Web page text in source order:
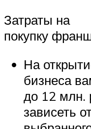
Затраты на
покупку
На
бизнеса
до 12 млн.
зависеть